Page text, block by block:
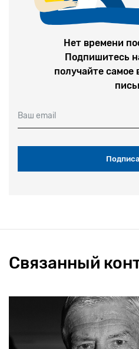
Нет времени
Подпишитесь
получайте самое
Ваш email
Связанный